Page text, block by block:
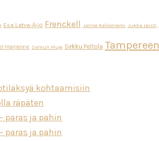
Esa Latva-Äijö Frenckell Janne Kallioniemi Jukka Leisti
Harjanne Samuli Muje Sirkku Peltola
kohtaamisiin
räpäten
paras ja pahin
paras ja pahin